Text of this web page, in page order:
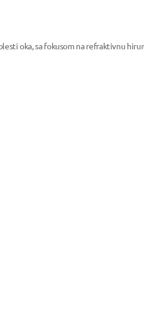
oka, sa fokusom na refraktivnu